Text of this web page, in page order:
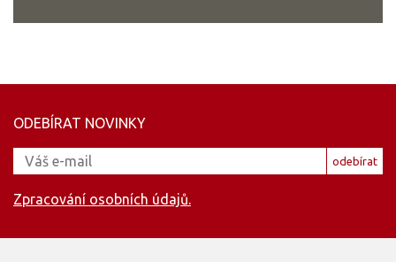
ODEBÍRAT NOVINKY
odebírat
Zpracování osobních údajů.